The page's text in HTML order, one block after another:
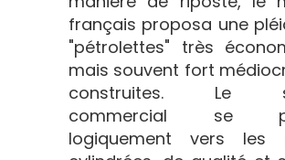
français proposa une
"pétrolettes" très
mais souvent fort
construites. Le
commercial se
logiquement vers les